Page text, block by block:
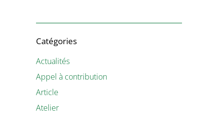
Catégories
Actualités
Appel à contribution
Article
Atelier